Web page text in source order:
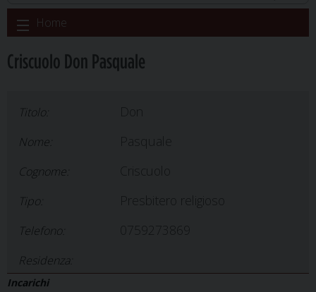
Skip
to
Home
Criscuolo Don Pasquale
Titolo:
Nome:
Cognome:
Tipo: Presbitero religioso
Telefono: 0759273869
Residenza:
Incarichi